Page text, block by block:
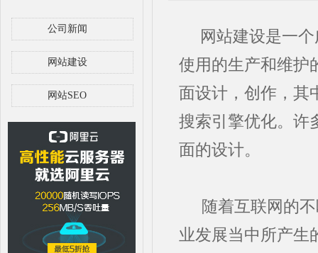
公司新闻
网站建设
网站SEO
网站建设是一个
使用的生产和维护
面设计，创作，其
搜索引擎优化。许
面的设计。
随着互联网的
业发展当中所产生